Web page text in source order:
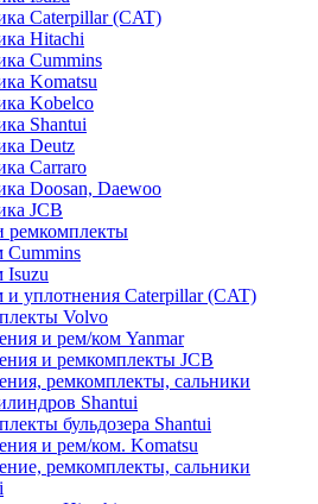
Caterpillar (CAT)
Hitachi
Cummins
Komatsu
Kobelco
Shantui
Deutz
Carraro
Doosan, Daewoo
JCB
ремкомплекты
Cummins
Isuzu
и уплотнения Caterpillar (CAT)
Volvo
и рем/ком Yanmar
и ремкомплекты JCB
ремкомплекты, сальники
Shantui
бульдозера Shantui
и рем/ком. Komatsu
ремкомплекты, сальники